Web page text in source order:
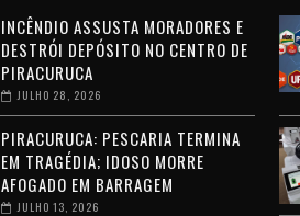
INCÊNDIO ASSUSTA MORADORES E
DESTRÓI DEPÓSITO NO CENTRO DE
PIRACURUCA
JULHO 28, 2026
PIRACURUCA: PESCARIA TERMINA
EM TRAGÉDIA; IDOSO MORRE
AFOGADO EM BARRAGEM
JULHO 13, 2026